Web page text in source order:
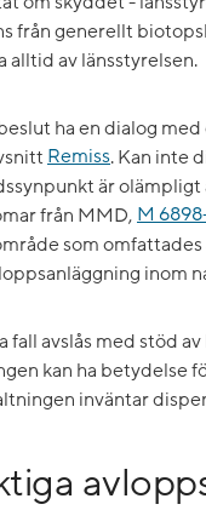
från generellt
alltid av länsstyrelsen.
ha en dialog med
Remiss. Kan inte
är
från MMD, M
som
inom
fall avslås med stöd
kan ha betydelse
inväntar